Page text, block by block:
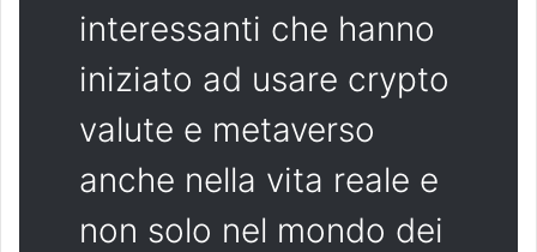
interessanti che hanno
iniziato ad usare crypto
valute e metaverso
anche nella vita reale e
non solo nel mondo dei